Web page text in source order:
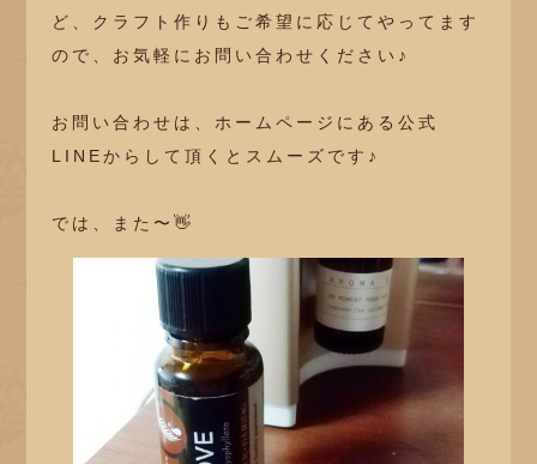
ど、クラフト作りもご希望に応じてやってます
ので、お気軽にお問い合わせください♪
お問い合わせは、ホームページにある公式
LINEからして頂くとスムーズです♪
では、また〜👋